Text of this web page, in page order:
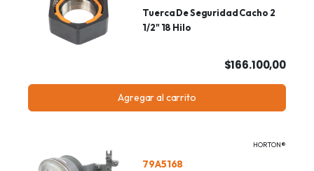
Tuerca De Seguridad Cacho 2
1/2" 18 Hilo
$166.100,00
Agregar al carrito
HORTON®
79A5168